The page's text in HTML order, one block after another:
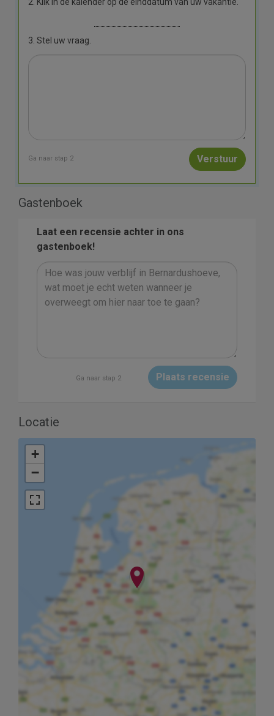
2. Klik in de kalender op de einddatum van uw vakantie.
3. Stel uw vraag.
Ga naar stap 2
Gastenboek
Laat een recensie achter in ons
gastenboek!
Ga naar stap 2 Plaats recensie
Locatie
+
−